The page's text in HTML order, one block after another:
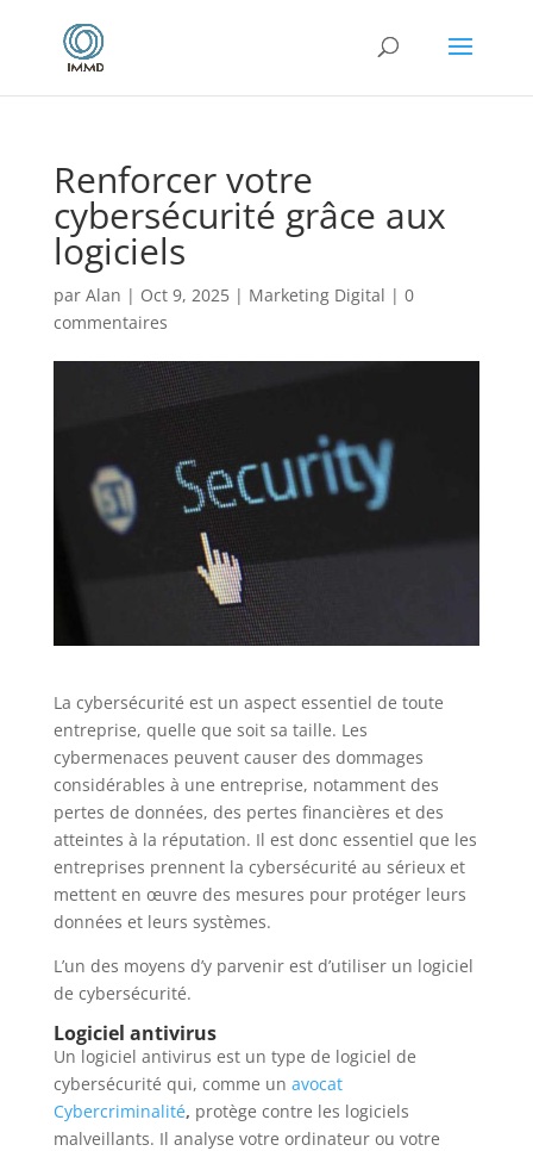
Renforcer votre
cybersécurité grâce aux
logiciels
par Alan | Oct 9, 2025| Marketing Digital | 0
commentaires
La cybersécurité est un aspect essentiel de toute
entreprise, quelle que soit sa taille. Les
cybermenaces peuvent causer des dommages
considérables à une entreprise, notamment des
pertes de données, des pertes financières et des
atteintes à la réputation. Il est donc essentiel que les
entreprises prennent la cybersécurité au sérieux et
mettent en œuvre des mesures pour protéger leurs
données et leurs systèmes.
L’un des moyens d’y parvenir est d’utiliser un logiciel
de cybersécurité.
Logiciel antivirus
Un logiciel antivirus est un type de logiciel de
cybersécurité qui, comme un avocat
Cybercriminalité, protège contre les logiciels
malveillants. Il analyse votre ordinateur ou votre